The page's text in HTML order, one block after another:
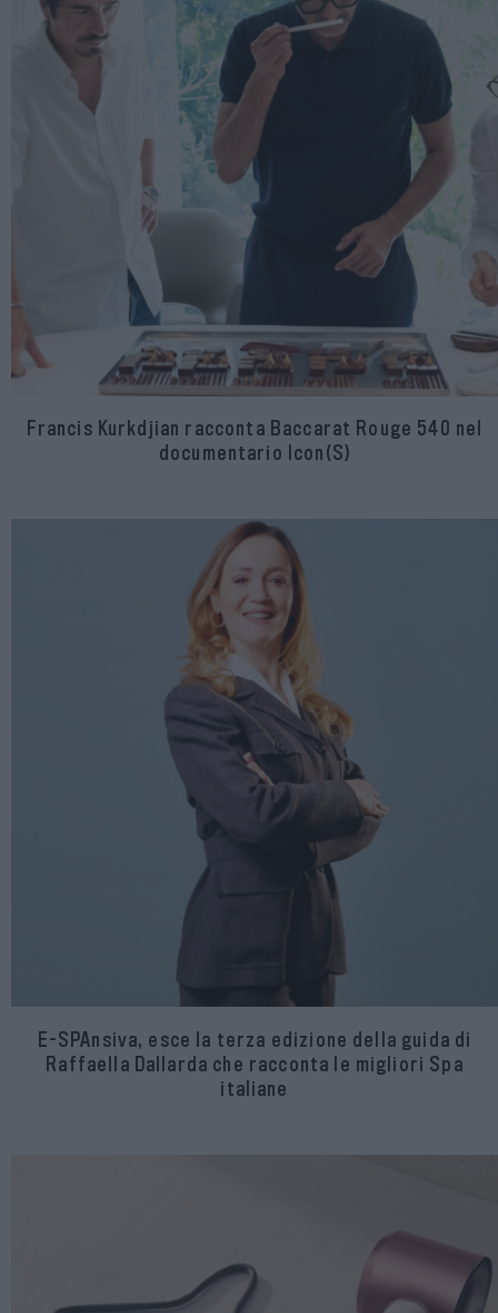
Francis Kurkdjian racconta Baccarat Rouge 540 nel
documentario Icon(S)
E-SPAnsiva, esce la terza edizione della guida di
Raffaella Dallarda che racconta le migliori Spa
italiane